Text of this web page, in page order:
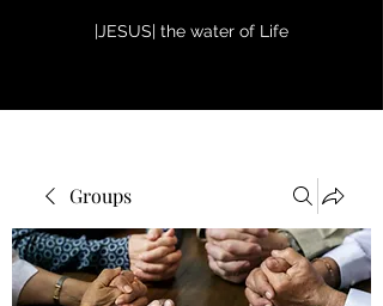
|JESUS| the water of Life
Groups